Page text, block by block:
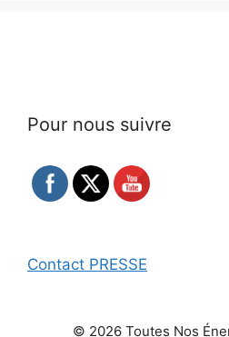
Pour nous suivre
Contact PRESSE
© 2026 Toutes Nos